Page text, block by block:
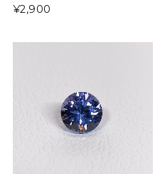
¥2,900